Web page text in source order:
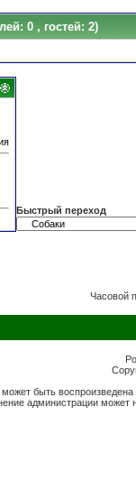
0 , гостей: 2)
Быстрый переход
Часовой
быть
администрации может